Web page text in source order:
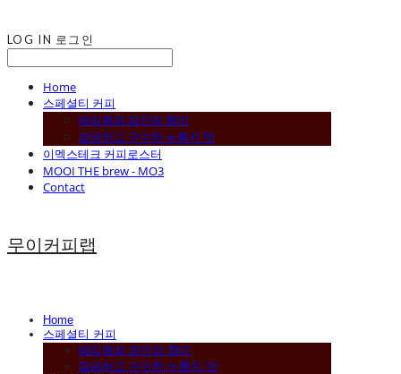
LOG IN 로그인
Home
스페셜티 커피
베리류와 와인의 향미
깔끔하고 구수한 누룽지 맛
이멕스테크 커피로스터
MOOI THE brew - MO3
Contact
무이커피랩
Home
스페셜티 커피
베리류와 와인의 향미
깔끔하고 구수한 누룽지 맛